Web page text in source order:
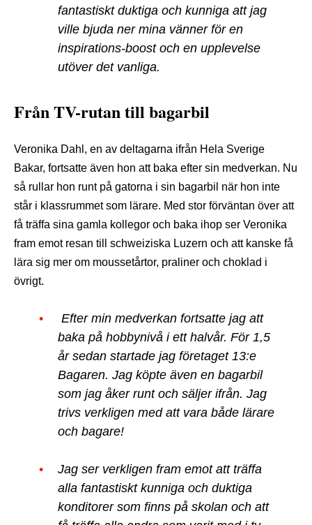
fantastiskt duktiga och kunniga att jag
ville bjuda ner mina vänner för en
inspirations-boost och en upplevelse
utöver det vanliga.
Från TV-rutan till bagarbil
Veronika Dahl, en av deltagarna ifrån Hela Sverige
Bakar, fortsatte även hon att baka efter sin medverkan. Nu
så rullar hon runt på gatorna i sin bagarbil när hon inte
står i klassrummet som lärare. Med stor förväntan över att
få träffa sina gamla kollegor och baka ihop ser Veronika
fram emot resan till schweiziska Luzern och att kanske få
lära sig mer om moussetårtor, praliner och choklad i
övrigt.
Efter min medverkan fortsatte jag att
baka på hobbynivå i ett halvår. För 1,5
år sedan startade jag företaget 13:e
Bagaren. Jag köpte även en bagarbil
som jag åker runt och säljer ifrån. Jag
trivs verkligen med att vara både lärare
och bagare!
Jag ser verkligen fram emot att träffa
alla fantastiskt kunniga och duktiga
konditorer som finns på skolan och att